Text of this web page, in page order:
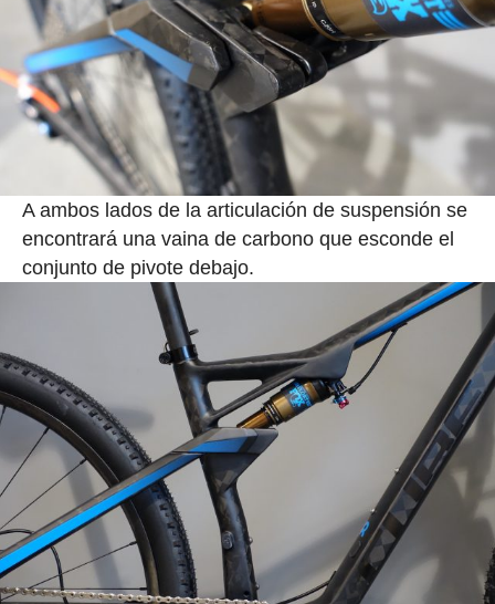
A ambos lados de la articulación de suspensión se
encontrará una vaina de carbono que esconde el
conjunto de pivote debajo.